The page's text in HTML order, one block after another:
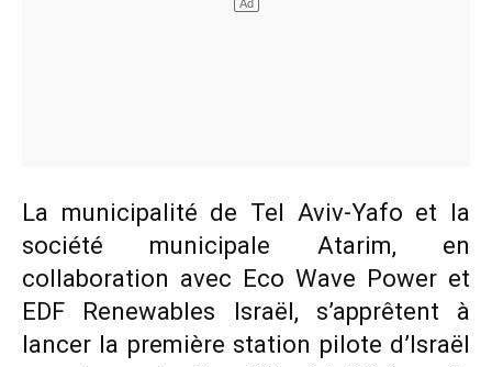
La municipalité de Tel Aviv-Yafo et la
société municipale Atarim, en
collaboration avec Eco Wave Power et
EDF Renewables Israël, s’apprêtent à
lancer la première station pilote d’Israël